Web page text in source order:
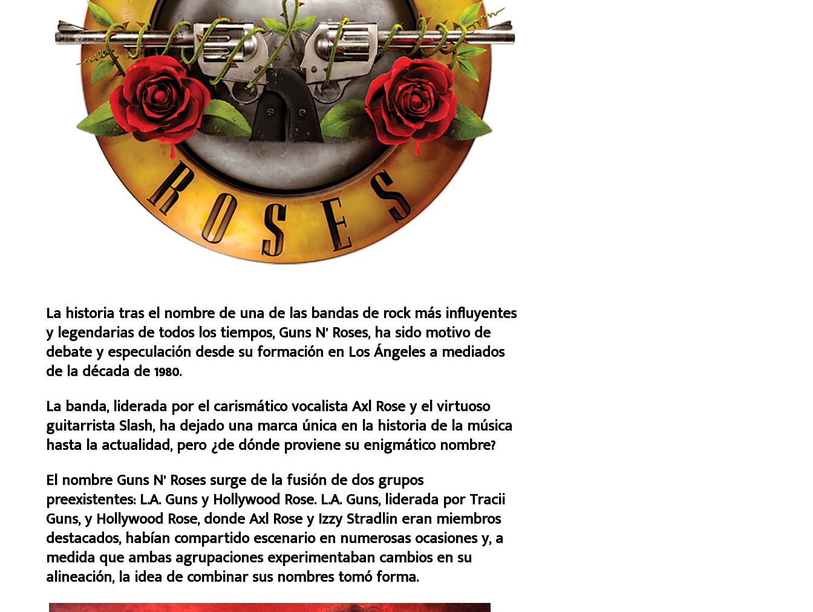
La historia tras el nombre de una de las bandas de rock más influyentes
y legendarias de todos los tiempos, Guns N’ Roses, ha sido motivo de
debate y especulación desde su formación en Los Ángeles a mediados
de la década de 1980.
La banda, liderada por el carismático vocalista Axl Rose y el virtuoso
guitarrista Slash, ha dejado una marca única en la historia de la música
hasta la actualidad, pero ¿de dónde proviene su enigmático nombre?
El nombre Guns N’ Roses surge de la fusión de dos grupos
preexistentes: L.A. Guns y Hollywood Rose. L.A. Guns, liderada por Tracii
Guns, y Hollywood Rose, donde Axl Rose y Izzy Stradlin eran miembros
destacados, habían compartido escenario en numerosas ocasiones y, a
medida que ambas agrupaciones experimentaban cambios en su
alineación, la idea de combinar sus nombres tomó forma.